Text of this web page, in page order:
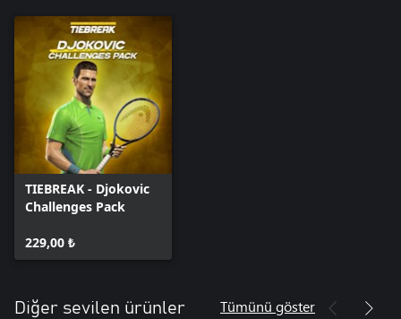
TIEBREAK - Djokovic
Challenges Pack
229,00 ₺
Diğer sevilen ürünler Tümünü göster